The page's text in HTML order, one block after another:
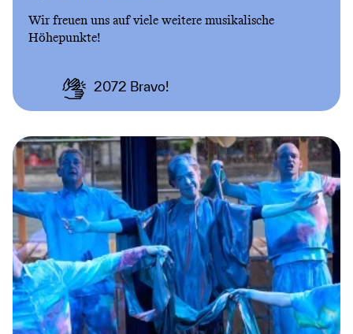
Wir freuen uns auf viele weitere musikalische
Höhepunkte!
2072 Bravo!